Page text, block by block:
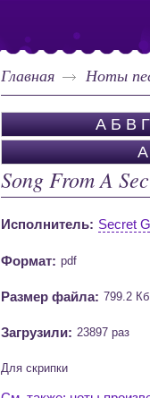
Главная Ноты
А Б В Г
A
Song From A
Исполнитель: Secret
Формат: pdf
Размер файла: 799.2 Кб
Загрузили: 23897 раз
Для скрипки